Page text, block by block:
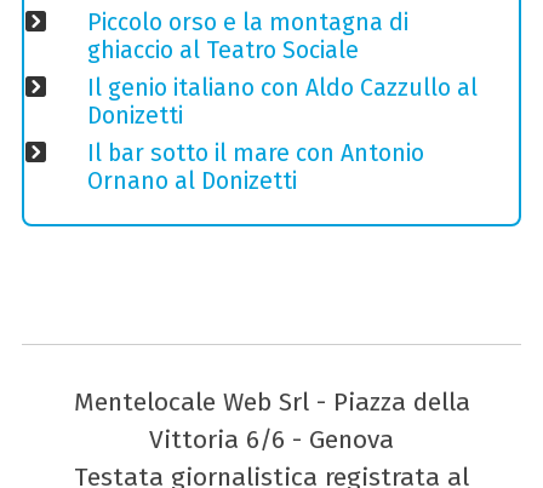
Piccolo orso e la montagna di
ghiaccio al Teatro Sociale
Il genio italiano con Aldo Cazzullo al
Donizetti
Il bar sotto il mare con Antonio
Ornano al Donizetti
Mentelocale Web Srl - Piazza della
Vittoria 6/6 - Genova
Testata giornalistica registrata al